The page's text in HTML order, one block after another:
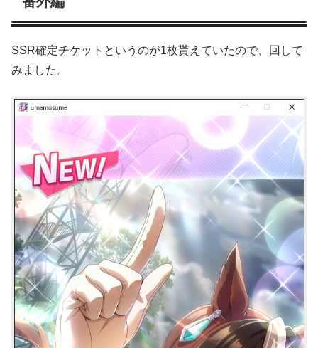
SSR確定チケットというのが1枚貰えていたので、回して
みました。